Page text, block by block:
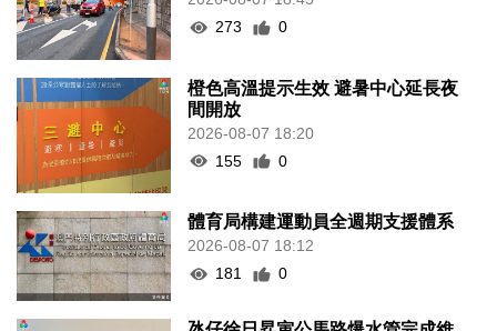
273
0
橙色高溫提示生效 避暑中心延長夜
間開放
2026-08-07 18:20
155
0
體育局構建運動員全週期支援體系
2026-08-07 18:12
181
0